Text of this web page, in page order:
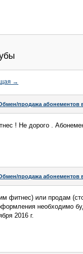
→
продажа абонементов
! Не дорого .
продажа абонементов
фитнес) или продам
необходимо
2016 г.